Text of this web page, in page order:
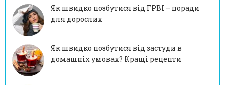
Як швидко позбутися від ГРВІ – поради
для дорослих
Як швидко позбутися від застуди в
домашніх умовах? Кращі рецепти